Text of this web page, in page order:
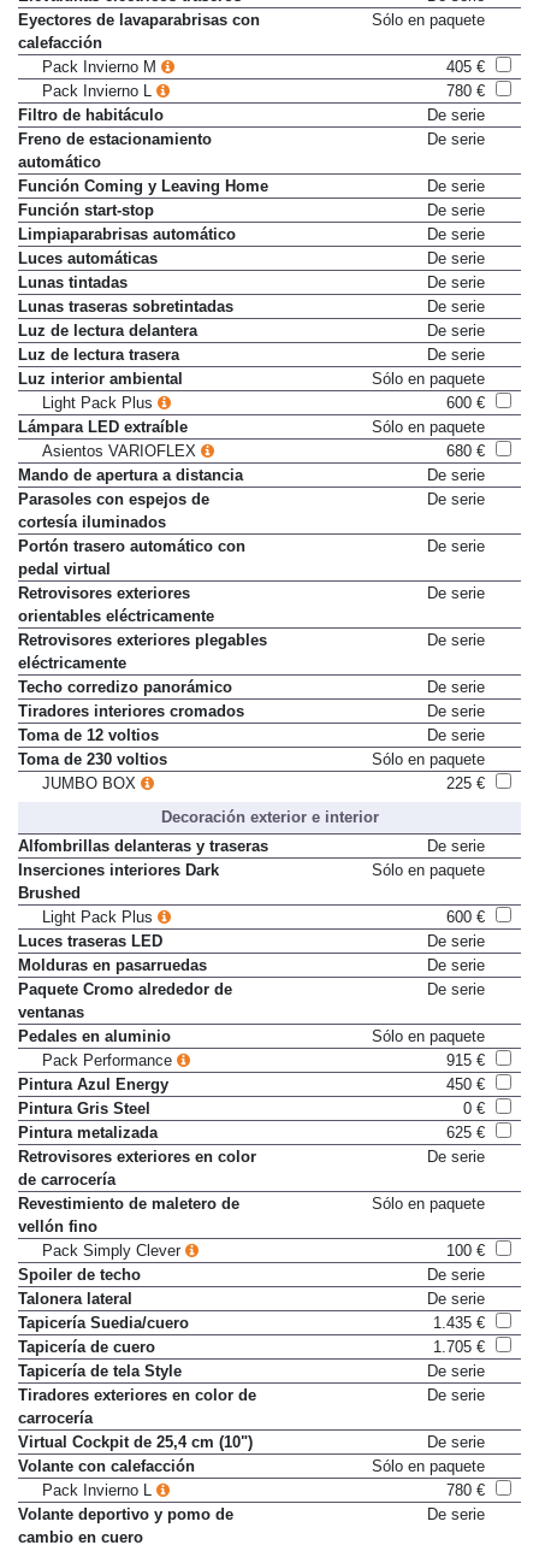
Elevalunas eléctricos traseros
De serie
Eyectores de lavaparabrisas con
calefacción
Pack Invierno M
405 €
Pack Invierno L
780 €
Filtro de habitáculo
De serie
Freno de estacionamiento
automático
Función Coming y Leaving Home
De serie
Función start-stop
De serie
Limpiaparabrisas automático
De serie
Luces automáticas
De serie
Lunas tintadas
De serie
Lunas traseras sobretintadas
De serie
Luz de lectura delantera
De serie
Luz de lectura trasera
De serie
Luz interior ambiental
Sólo en paquete
Light Pack Plus
600 €
Lámpara LED extraíble
Sólo en paquete
Asientos VARIOFLEX
680 €
Mando de apertura a distancia
De serie
Parasoles con espejos de
cortesía iluminados
Portón trasero automático con
pedal virtual
Retrovisores exteriores
orientables eléctricamente
Retrovisores exteriores plegables
eléctricamente
Techo corredizo panorámico
De serie
Tiradores interiores cromados
De serie
Toma de 12 voltios
De serie
Toma de 230 voltios
Sólo en paquete
Decoración exterior e interior
Alfombrillas delanteras y traseras
De serie
Inserciones interiores Dark
Brushed
Light Pack Plus
600 €
Luces traseras LED
De serie
Molduras en pasarruedas
De serie
Paquete Cromo alrededor de
ventanas
Pedales en aluminio
Sólo en paquete
Pack Performance
915 €
Pintura Azul Energy
450 €
Pintura Gris Steel
0 €
Pintura metalizada
625 €
Retrovisores exteriores en color
de carrocería
Revestimiento de maletero de
vellón fino
Pack Simply Clever
100 €
Spoiler de techo
De serie
Talonera lateral
De serie
Tapicería Suedia/cuero
1.435 €
Tapicería de cuero
1.705 €
Tapicería de tela Style
De serie
Tiradores exteriores en color de
carrocería
Virtual Cockpit de 25,4 cm (10")
De serie
Volante con calefacción
Sólo en paquete
Pack Invierno L
780 €
Volante deportivo y pomo de